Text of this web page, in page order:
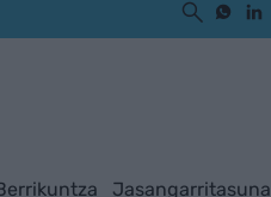
Jasangarritasuna